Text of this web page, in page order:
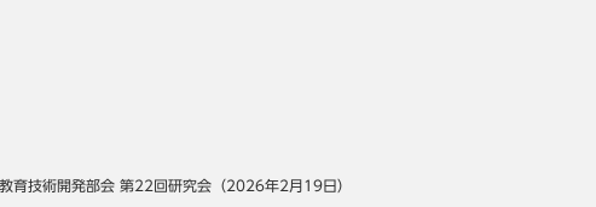
育技術開発部会 第22回研究会（2026年2月19日）